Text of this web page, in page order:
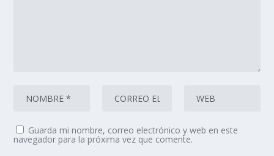
Guarda mi nombre, correo electrónico y web en este
navegador para la próxima vez que comente.